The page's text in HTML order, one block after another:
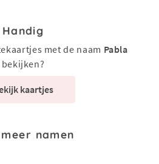
Handig
met de naam Pabla
bekijken?
kaartjes
namen